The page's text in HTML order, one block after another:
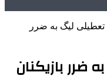
لیگ به ضرر
ضرر بازیکنان